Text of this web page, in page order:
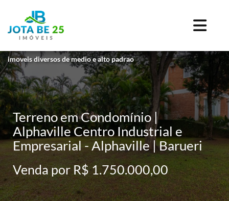
imoveis diversos de medio e alto padrao
Terreno em Condomínio |
Alphaville Centro Industrial e
Empresarial - Alphaville | Barueri
Venda por R$ 1.750.000,00